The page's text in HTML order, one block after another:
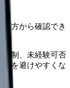
方から確認でき
体制、未経験可否
チを避けやすくな